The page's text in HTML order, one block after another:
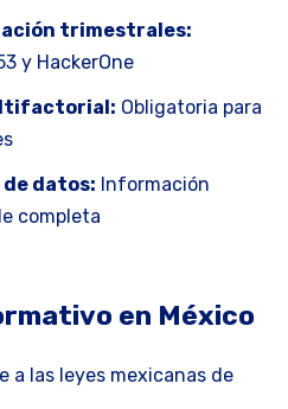
trimestrales:
y HackerOne
Obligatoria para
datos: Información
completa
en México
las leyes mexicanas de